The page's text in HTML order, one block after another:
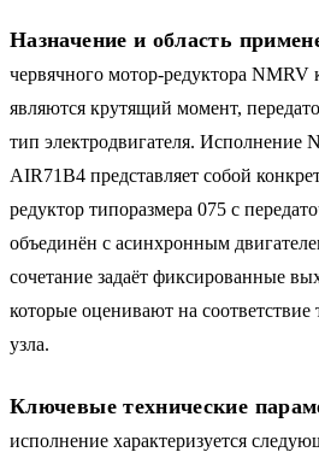
Назначение и область
червячного мотор-редуктора
являются крутящий момент,
тип электродвигателя. Исполнение
AIR71B4 представляет собой
редуктор типоразмера 075 с
объединён с асинхронным
сочетание задаёт фиксированные
которые оценивают на
узла.
Ключевые технические
исполнение характеризуется